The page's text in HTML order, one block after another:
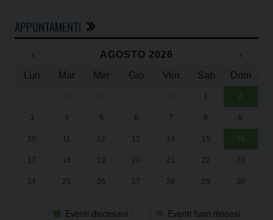
APPUNTAMENTI
‹ AGOSTO 2026
›
Lun
Mar Mer Gio Ven Sab Dom
1 2
3 4 5 6 7 8 9
10 11 12 13 14 15 16
17 18 19 20 21 22 23
24 25 26 27 28 29 30
Eventi diocesani Eventi fuori diocesi